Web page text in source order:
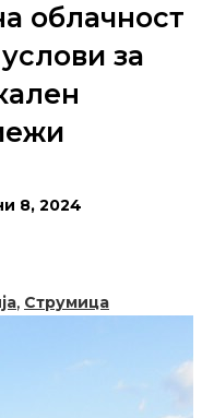
облачност
за
8, 2024
, Струмица